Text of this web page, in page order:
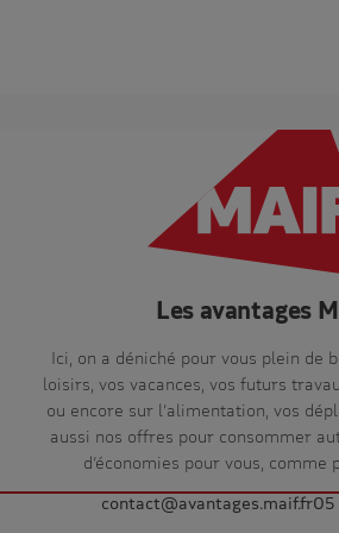
Les avantages
Ici, on a déniché pour vous plein de
loisirs, vos vacances, vos futurs
ou encore sur l’alimentation, vos
aussi nos offres pour consommer
d’économies pour vous, comme
contact@avantages.maif.fr05